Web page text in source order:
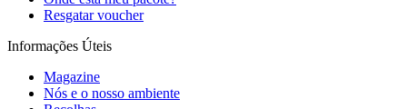
Resgatar voucher
Informações Úteis
Magazine
Nós e o nosso ambiente